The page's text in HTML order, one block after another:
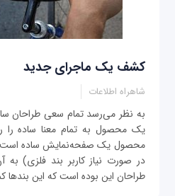
کشف یک ماجرای جدید
شاهراه اطلاعات
به نظر می‌رسد تمام سعی طراحان
یک محصول به تمام معنا ساده را
محصول یک صفحه‌نمایش ساده است
در صورت نیاز کاربر بند فلزی)
طراحان این بوده است که این بندها